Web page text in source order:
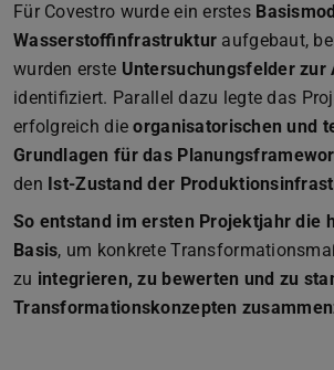
Für Covestro wurde ein erstes
Wasserstoffinfrastruktur aufgebaut,
wurden erste Untersuchungsfelder zur
identifiziert. Parallel dazu legte das
erfolgreich dieorganisatorischen und
Grundlagen für das
den Ist-Zustand der
So entstand im ersten Projektjahr die
Basis, um konkrete
zu integrieren, zu bewerten und zu
Transformationskonzepten